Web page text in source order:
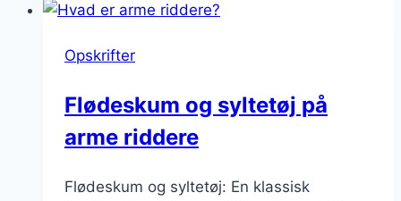
smør:
Opskrifter
Flødeskum og syltetøj på
arme riddere
Flødeskum og syltetøj: En klassisk